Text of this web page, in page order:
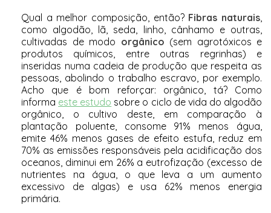
Qual a melhor composição, então? Fibras naturais
como algodão, lã, seda, linho, cânhamo e outras,
cultivadas de modo orgânico (sem agrotóxicos e
produtos químicos, entre outras regrinhas) e
inseridas numa cadeia de produção que respeita as
pessoas, abolindo o trabalho escravo, por exemplo.
Acho que é bom reforçar: orgânico, tá? Como
informa este estudo sobre o ciclo de vida do algodão
orgânico, o cultivo deste, em comparação à
plantação poluente, consome 91% menos água,
emite 46% menos gases de efeito estufa, reduz em
70% as emissões responsáveis pela acidificação dos
oceanos, diminui em 26% a eutrofização (excesso de
nutrientes na água, o que leva a um aumento
excessivo de algas) e usa 62% menos energia
primária.